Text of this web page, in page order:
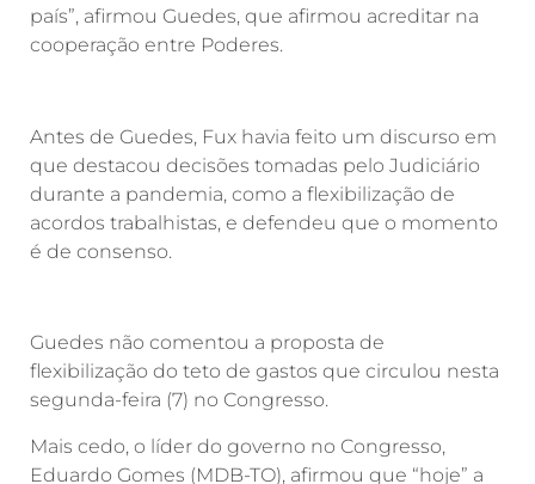
país”, afirmou Guedes, que afirmou acreditar na
cooperação entre Poderes.
Antes de Guedes, Fux havia feito um discurso em
que destacou decisões tomadas pelo Judiciário
durante a pandemia, como a flexibilização de
acordos trabalhistas, e defendeu que o momento
é de consenso.
Guedes não comentou a proposta de
flexibilização do teto de gastos que circulou nesta
segunda-feira (7) no Congresso.
Mais cedo, o líder do governo no Congresso,
Eduardo Gomes (MDB-TO), afirmou que “hoje” a